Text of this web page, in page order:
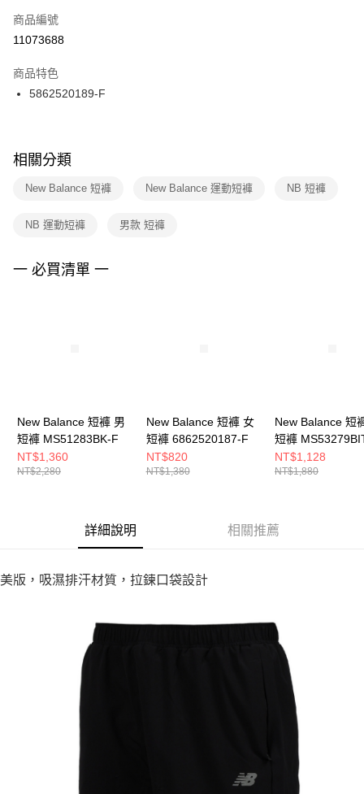
【「AFTEE先享後付」結帳流程】
１．於結帳方式選擇「AFTEE先享後付」後，將跳轉至「AFTEE先享後付」
２．訂單成立數日內，您將收到繳費通知簡訊。
３．收到繳費通知簡訊後14天內，點擊此簡訊中的連結，可透過四大超商／
ATM／網路銀行／等多元方式進行付款，方視為交易完成。
※ 交易是否成功請以「AFTEE先享後付 」之結帳頁面顯示為準，若有關於
是否繳費成功／繳費後需取消欲退款等相關疑問，請聯繫「AFTEE先享後付
客戶支援中心」 https://netprotections.freshdesk.com/support/home
１．透過由恩沛科技股份有限公司提供之「AFTEE先享後付」服務完成之交
２．關於個人資料處理事宜，請瀏覽以下網址：
宅配
每筆NT$100，滿NT$1,500(含以上)免運費
付款後門市自取
每筆NT$100，滿NT$1,500(含以上)免運費
商品編號
11073688
商品特色
5862520189-F
相關分類
New Balance 短褲 New Balance 運動短褲 NB 短褲
NB 運動短褲 男款 短褲
一 必買清單 一
New Balance 短褲 男
短褲 MS51283BK-F
NT$1,360
NT$2,280
New Balance 短褲 女
短褲 6862520187-F
NT$820
NT$1,380
New Balance 短
短褲
NT$1,128
NT$1,880
詳細說明 相關推薦
美版，吸濕排汗材質，拉鍊口袋設計